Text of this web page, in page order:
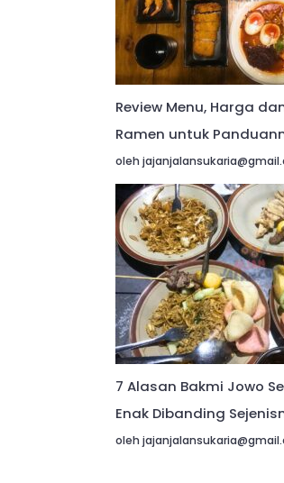
Review Menu, Harga
Ramen untuk
oleh
7 Alasan Bakmi Jowo
Enak Dibanding
oleh